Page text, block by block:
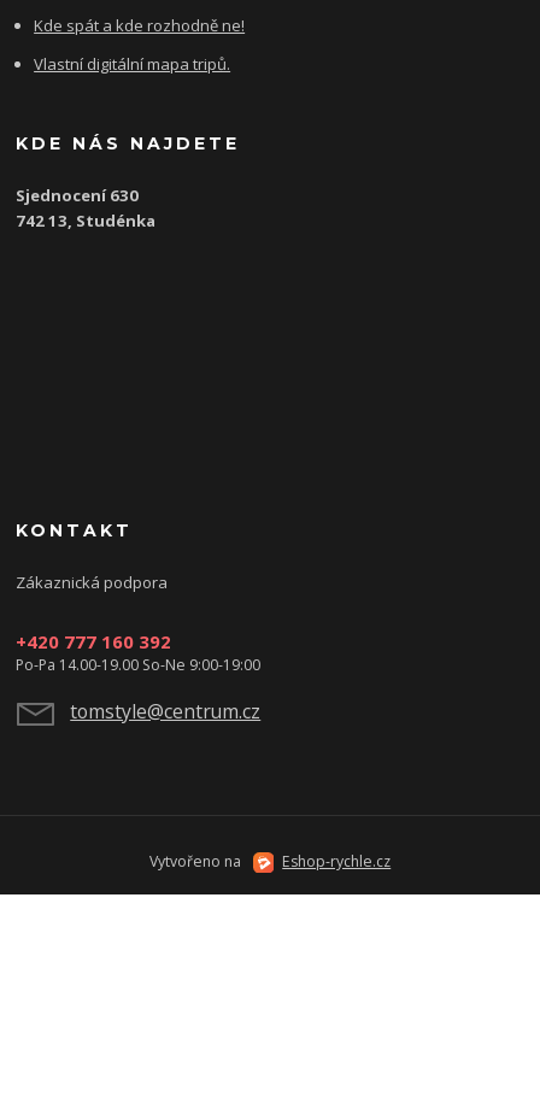
Kde spát a kde rozhodně ne!
Vlastní digitální mapa tripů.
KDE NÁS NAJDETE
Sjednocení 630
742 13, Studénka
KONTAKT
Zákaznická podpora
+420 777 160 392
Po-Pa 14.00-19.00 So-Ne 9:00-19:00
tomstyle@centrum.cz
Vytvořeno na Eshop-rychle.cz